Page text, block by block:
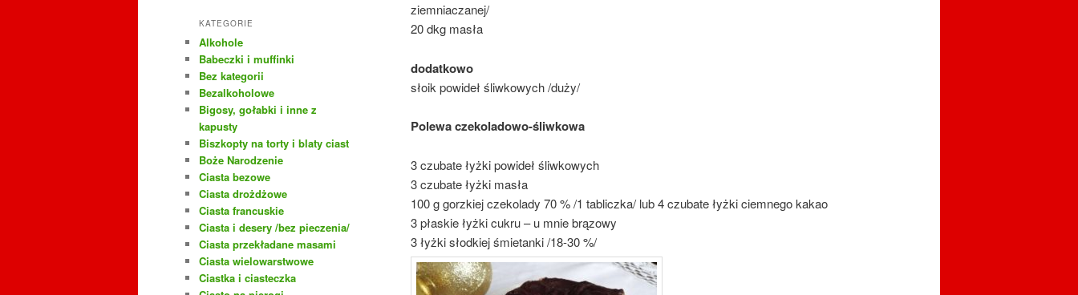
ziemniaczanej/
20 dkg masła
dodatkowo
słoik powideł śliwkowych /duży/
Polewa czekoladowo-śliwkowa
3 czubate łyżki powideł śliwkowych
3 czubate łyżki masła
100 g gorzkiej czekolady 70 % /1 tabliczka/ lub 4 czubate łyżki ciemnego kakao
3 płaskie łyżki cukru – u mnie brązowy
3 łyżki słodkiej śmietanki /18-30 %/
KATEGORIE
Alkohole
Babeczki i muffinki
Bez kategorii
Bezalkoholowe
Bigosy, gołabki i inne z
kapusty
Biszkopty na torty i blaty ciast
Boże Narodzenie
Ciasta bezowe
Ciasta drożdżowe
Ciasta francuskie
Ciasta i desery /bez pieczenia/
Ciasta przekładane masami
Ciasta wielowarstwowe
Ciastka i ciasteczka